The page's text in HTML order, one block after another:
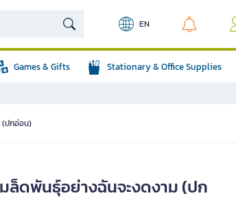
EN
Games & Gifts Stationary & Office Supplies
(ปกอ่อน)
ล็ดพันธุ์อย่างฉันจะงดงาม (ปก